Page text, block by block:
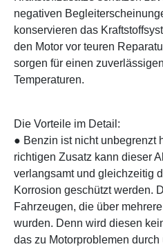
negativen
konservieren das
den Motor vor teuren
sorgen für einen
Temperaturen.
Die Vorteile im Detail:
● Benzin ist nicht unbegrenzt
richtigen Zusatz kann dieser
verlangsamt und gleichzeitig
Korrosion geschützt werden.
Fahrzeugen, die über
wurden. Denn wird diesen
das zu Motorproblemen